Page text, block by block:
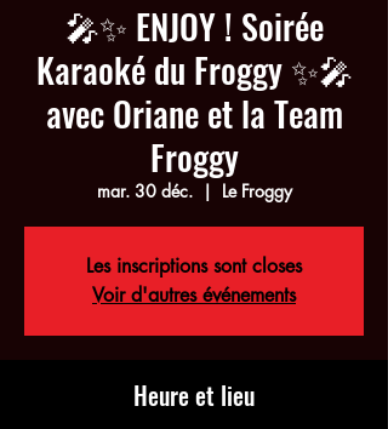
🎤✨ ENJOY ! Soirée
Karaoké du Froggy ✨🎤
avec Oriane et la Team
Froggy
mar. 30 déc.
  |
Le Froggy
Les inscriptions sont closes
Voir d'autres événements
Heure et lieu